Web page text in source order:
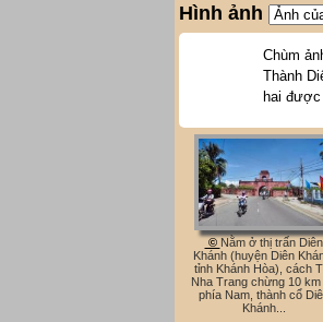
Hình ảnh
Chùm
Thành
hai
© Nằm ở thị trấn Diên
Khánh (huyện Diên
tỉnh Khánh Hòa), cách
Nha Trang chừng 10 km
phía Nam, thành cổ
Khánh...